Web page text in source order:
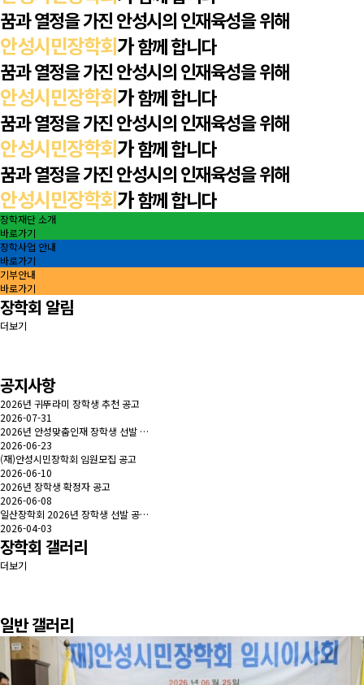
꿈과 열정을 가진 안성시의 인재육성을 위해
안성시민장학회가함께 합니다
꿈과 열정을 가진 안성시의 인재육성을 위해
안성시민장학회가함께 합니다
꿈과 열정을 가진 안성시의 인재육성을 위해
안성시민장학회가함께 합니다
꿈과 열정을 가진 안성시의 인재육성을 위해
안성시민장학회가함께 합니다
장학재단 소개
바로가기
장학사업 안내
바로가기
기부안내
바로가기
장학회 알림
더보기
공지사항
2026년 귀뚜라미 장학생 추천 공고
2026-07-31
2026년 안성맞춤인재 장학생 선발 …
2026-06-23
(재)안성시민장학회 임원모집 공고
2026-06-10
2026년 장학생 확정자 공고
2026-06-08
일산장학회 2026년 장학생 선발 공…
2026-04-03
장학회 갤러리
더보기
일반 갤러리